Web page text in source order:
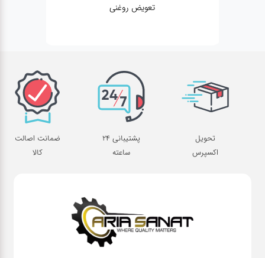
تعویض روغنی
تحویل
اکسپرس
پشتیبانی 24
ساعته
ضمانت اصالت
کالا